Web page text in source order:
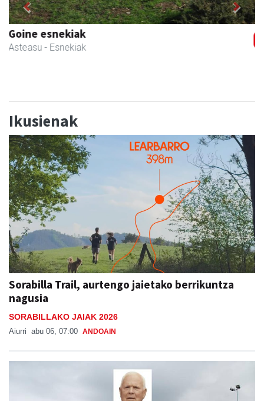
Li arropa eta osagarriak
Andoain - Arropa-dendak
Previous Next
Ikusienak
Sorabilla Trail, aurtengo jaietako berrikuntza
nagusia
SORABILLAKO JAIAK 2026
Aiurri abu 06, 07:00 ANDOAIN